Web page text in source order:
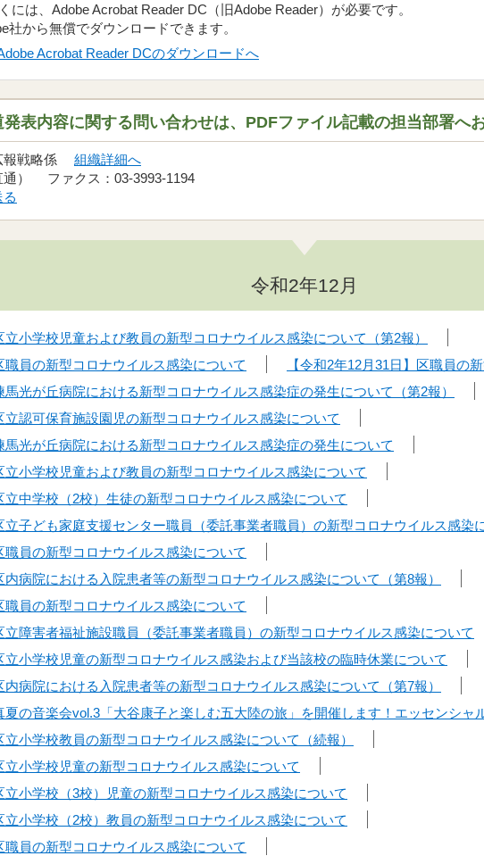
には、Adobe Acrobat Reader DC（旧Adobe Reader）が必要です。
社から無償でダウンロードできます。
Acrobat Reader DCのダウンロードへ
表内容に関する問い合わせは、PDFファイル記載の担当部署へ
報戦略係 組織詳細へ
通） ファクス：03-3993-1194
令和2年12月
立小学校児童および教員の新型コロナウイルス感染について（第2報）
職員の新型コロナウイルス感染について
【令和2年12月31日】区職員の
馬光が丘病院における新型コロナウイルス感染症の発生について（第2報）
立認可保育施設園児の新型コロナウイルス感染について
馬光が丘病院における新型コロナウイルス感染症の発生について
立小学校児童および教員の新型コロナウイルス感染について
立中学校（2校）生徒の新型コロナウイルス感染について
立子ども家庭支援センター職員（委託事業者職員）の新型コロナウイルス感染
職員の新型コロナウイルス感染について
内病院における入院患者等の新型コロナウイルス感染について（第8報）
職員の新型コロナウイルス感染について
立障害者福祉施設職員（委託事業者職員）の新型コロナウイルス感染について
立小学校児童の新型コロナウイルス感染および当該校の臨時休業について
内病院における入院患者等の新型コロナウイルス感染について（第7報）
夏の音楽会vol.3「大谷康子と楽しむ五大陸の旅」を開催します！エッセンシャ
立小学校教員の新型コロナウイルス感染について（続報）
立小学校児童の新型コロナウイルス感染について
立小学校（3校）児童の新型コロナウイルス感染について
立小学校（2校）教員の新型コロナウイルス感染について
職員の新型コロナウイルス感染について